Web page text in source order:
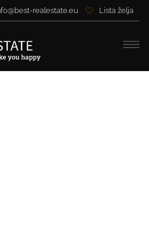
realestate.eu Lista želja